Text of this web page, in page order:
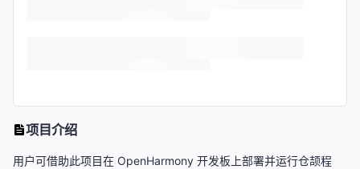
项目介绍
用户可借助此项目在 OpenHarmony 开发板上部署并运行仓颉程